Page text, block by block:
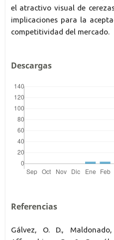
el atractivo visual de
implicaciones para la
competitividad del mercado.
Descargas
Referencias
Gálvez, O. D.,